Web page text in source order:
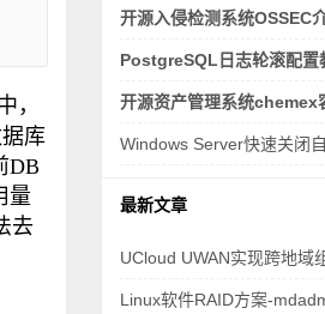
，
库
DB
量
去
开源入侵检测系统OSSEC
PostgreSQL日志轮滚配置
开源资产管理系统chemex
Windows Server快速关闭
最新文章
UCloud UWAN实现跨地域
Linux软件RAID方案-